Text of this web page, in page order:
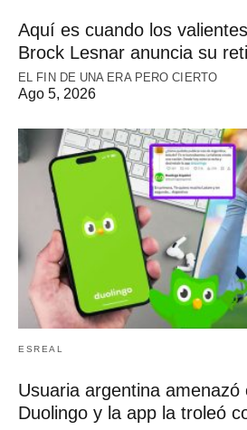
Aquí es cuando los
Brock Lesnar anuncia su
EL FIN DE UNA ERA PERO CIERTO
Ago 5, 2026
ESREAL
Usuaria argentina amenazó
Duolingo y la app la troleó